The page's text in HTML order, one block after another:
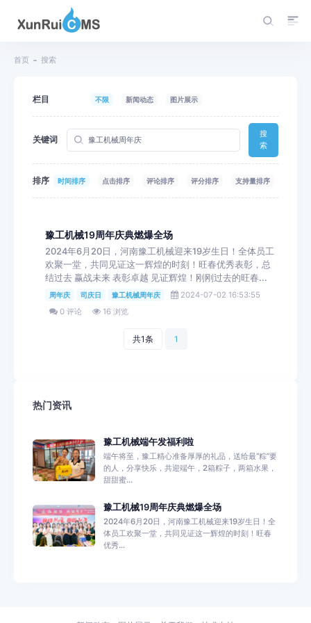
首页 搜索
栏目 不限 新闻动态 图片展示
关键词
搜
索
排序 时间排序 点击排序 评论排序 评分排序 支持量排序
豫工机械19周年庆典燃爆全场
2024年6月20日，河南豫工机械迎来19岁生日！全体员工
欢聚一堂，共同见证这一辉煌的时刻！旺春优秀表彰，总
结过去 赢战未来 表彰卓越 见证辉煌！刚刚过去的旺春...
周年庆 司庆日 豫工机械周年庆
2024-07-02 16:53:55
0 评论
16 浏览
共1条 1
热门资讯
豫工机械端午发福利啦
端午将至，豫工精心准备厚厚的礼品，送给最“粽”要
的人，分享快乐，共迎端午，2箱粽子，两箱水果，
甜甜蜜...
豫工机械19周年庆典燃爆全场
2024年6月20日，河南豫工机械迎来19岁生日！全
体员工欢聚一堂，共同见证这一辉煌的时刻！旺春
优秀...